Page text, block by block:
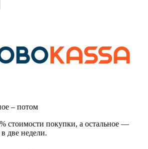
– потом
стоимости покупки, а остальное —
две недели.